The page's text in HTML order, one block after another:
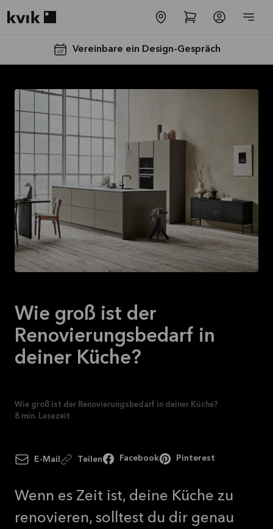
Vereinbare ein Design-Gespräch
Spare jetzt 40
% auf alle
Arbeitsplatten
und Spülen*
Angebot gültig bis
2026-08-31
Mehr
Wie groß ist der
Renovierungsbedarf in
deiner Küche?
Wie groß ist der Renovierungsbedarf in deiner Küche?
8 min. Lesezeit
E-Mail Teilen Facebook Pinterest
Wenn es Zeit ist, deine Küche zu
renovieren, solltest du dir genau